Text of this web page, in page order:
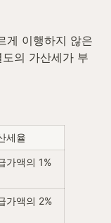
게 이행하지 않은
의 가산세가 부
세율
가액의 1%
가액의 2%